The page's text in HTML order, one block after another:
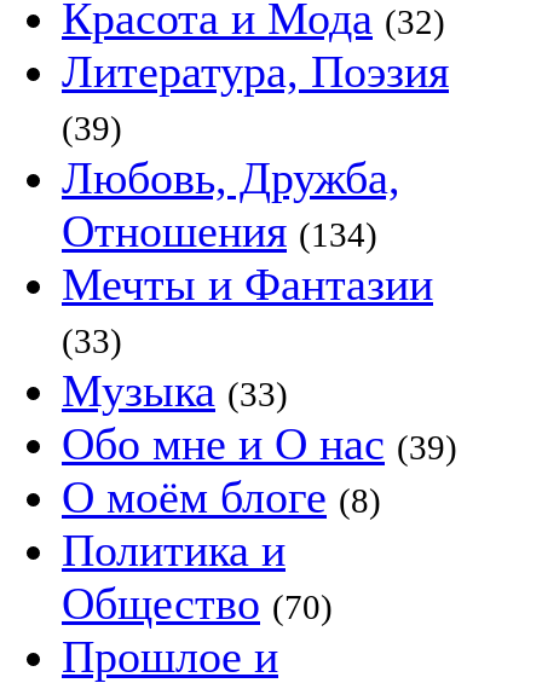
Красота и Мода (32)
Литература, Поэзия
(39)
Любовь, Дружба,
Отношения (134)
Мечты и Фантазии
(33)
Музыка (33)
Обо мне и О нас (39)
О моём блоге (8)
Политика и
Общество (70)
Прошлое и